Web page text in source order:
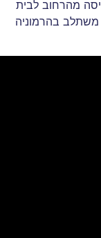
מהרחוב לבית
בהרמוניה